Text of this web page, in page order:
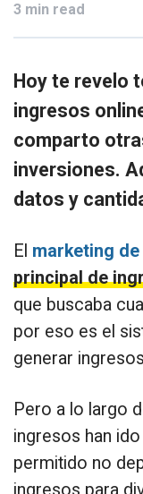
3 min read
Hoy te revelo
ingresos
comparto
inversiones.
datos y
El marketing
principal de
que buscaba
por eso es el
generar
Pero a lo largo
ingresos han
permitido no
ingresos para